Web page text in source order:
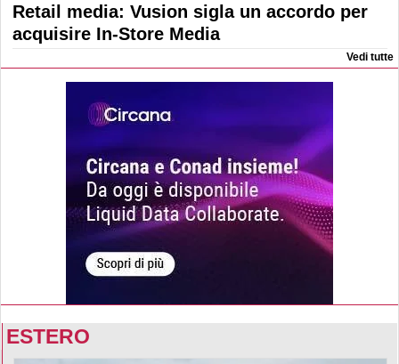
Retail media: Vusion sigla un accordo per
acquisire In-Store Media
Vedi tutte
ESTERO